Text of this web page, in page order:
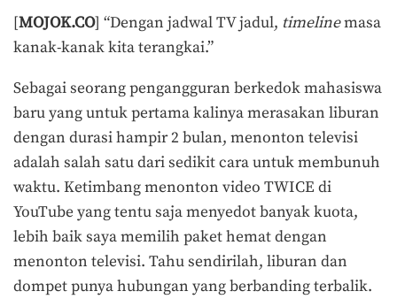
[MOJOK.CO] “Dengan jadwal TV jadul, timelinemasa
kanak-kanak kita terangkai.”
Sebagai seorang pengangguran berkedok mahasiswa
baru yang untuk pertama kalinya merasakan liburan
dengan durasi hampir 2 bulan, menonton televisi
adalah salah satu dari sedikit cara untuk membunuh
waktu. Ketimbang menonton video TWICE di
YouTube yang tentu saja menyedot banyak kuota,
lebih baik saya memilih paket hemat dengan
menonton televisi. Tahu sendirilah, liburan dan
dompet punya hubungan yang berbanding terbalik.